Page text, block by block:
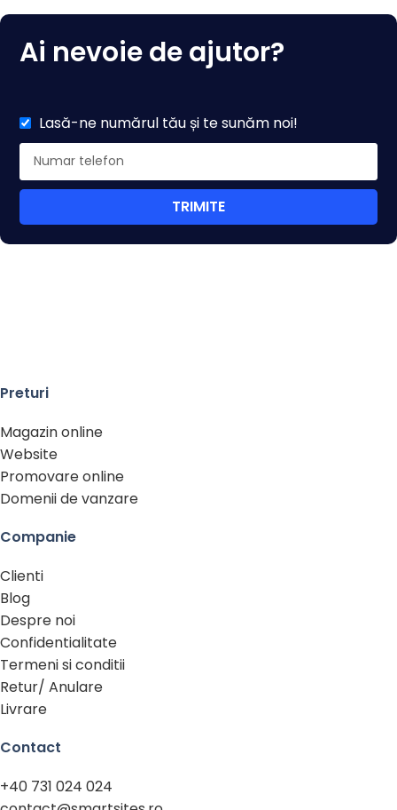
Ai nevoie de ajutor?
Lasă-ne numărul tău și te sunăm noi!
TRIMITE
Preturi
Magazin online
Website
Promovare online
Domenii de vanzare
Companie
Clienti
Blog
Despre noi
Confidentialitate
Termeni si conditii
Retur/ Anulare
Livrare
Contact
+40 731 024 024